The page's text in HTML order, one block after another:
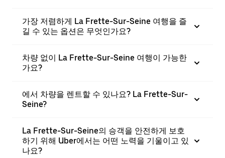
가장 저렴하게 La Frette-Sur-Seine 여행을 즐
길 수 있는 옵션은 무엇인가요?
차량 없이 La Frette-Sur-Seine 여행이 가능한
가요?
에서 차량을 렌트할 수 있나요? La Frette-Sur-
Seine?
La Frette-Sur-Seine의 승객을 안전하게 보호
하기 위해 Uber에서는 어떤 노력을 기울이고 있
나요?